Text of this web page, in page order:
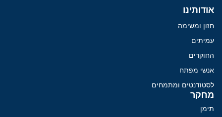
אודותינו
חזון ומשימה
עמיתים
החוקרים
אנשי מפתח
לסטודנטים ומתמחים
מחקר
תימן